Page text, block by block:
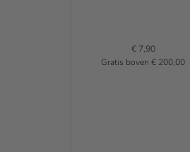
€ 7,90
Gratis boven € 200,00